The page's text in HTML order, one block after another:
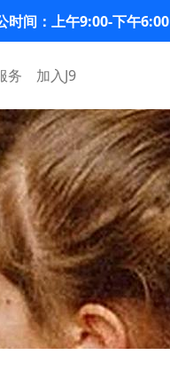
时间：上午9:00-下午6:00
务 加入J9